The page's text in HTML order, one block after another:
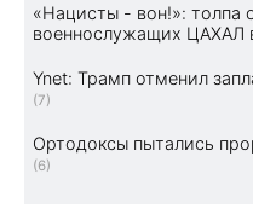
«Нацисты - вон!»: толпа
военнослужащих ЦАХАЛ
Ynet: Трамп отменил
(7)
Ортодоксы пытались
(6)